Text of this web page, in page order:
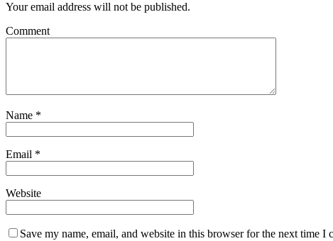
Your email address will not be published.
Comment
Name *
Email *
Website
Save my name, email, and website in this browser for the next time I